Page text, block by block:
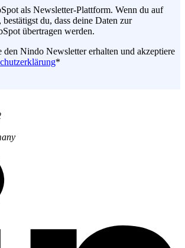
als Newsletter-Plattform. Wenn du auf
du, dass deine Daten zur
übertragen werden.
den Nindo Newsletter erhalten und akzeptiere
*